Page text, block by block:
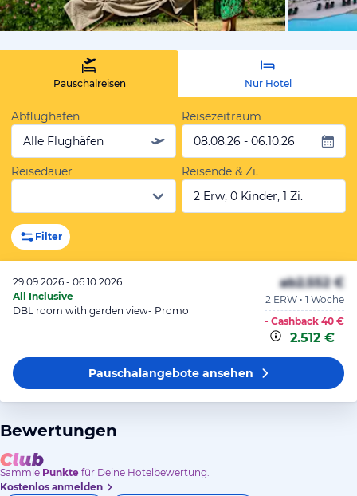
vom
Pauschalreisen Nur Hotel
Abflughafen
Alle Flughäfen
Reisezeitraum
08.08.26 - 06.10.26
Reisedauer
Reisende & Zi.
2 Erw, 0 Kinder, 1 Zi.
Filter
29.09.2026 - 06.10.2026
All Inclusive
DBL room with garden view- Promo
ab2.552 €
2 ERW • 1 Woche
- Cashback 40 €
2.512 €
Pauschalangeboteansehen
Bewertungen
Sammle Punkte für Deine Hotelbewertung.
Kostenlos anmelden